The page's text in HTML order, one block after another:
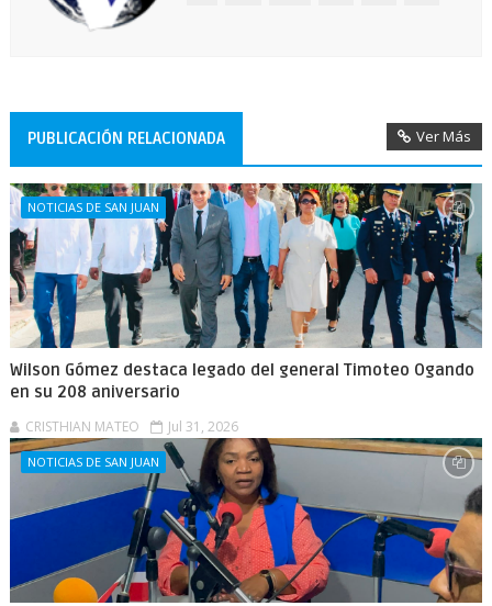
PUBLICACIÓN RELACIONADA Ver Más
NOTICIAS DE SAN JUAN
Wilson Gómez destaca legado del general Timoteo Ogando
en su 208 aniversario
CRISTHIAN MATEO Jul 31, 2026
NOTICIAS DE SAN JUAN